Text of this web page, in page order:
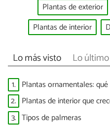
Plantas de exterior
Plantas de interior
Lo más visto Lo último
1. Plantas ornamentales:
2. Plantas de interior que
3. Tipos de palmeras